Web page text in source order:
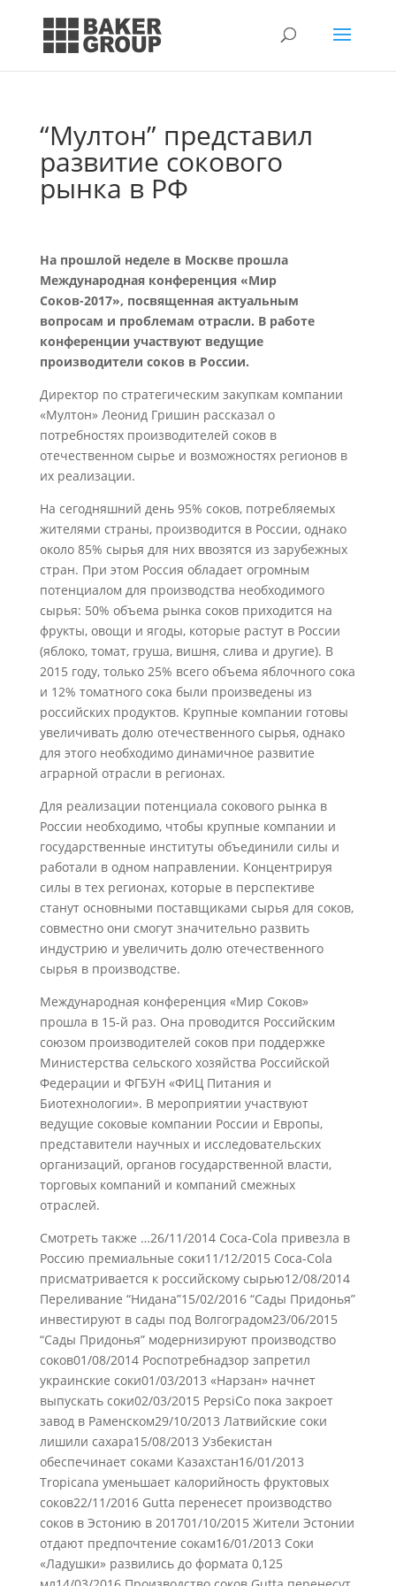
“Мултон” представил
развитие сокового
рынка в РФ
На прошлой неделе в Москве прошла
Международная конференция «Мир
Соков-2017», посвященная актуальным
вопросам и проблемам отрасли. В работе
конференции участвуют ведущие
производители соков в России.
Директор по стратегическим закупкам компании
«Мултон» Леонид Гришин рассказал о
потребностях производителей соков в
отечественном сырье и возможностях регионов в
их реализации.
На сегодняшний день 95% соков, потребляемых
жителями страны, производится в России, однако
около 85% сырья для них ввозятся из зарубежных
стран. При этом Россия обладает огромным
потенциалом для производства необходимого
сырья: 50% объема рынка соков приходится на
фрукты, овощи и ягоды, которые растут в России
(яблоко, томат, груша, вишня, слива и другие). В
2015 году, только 25% всего объема яблочного сока
и 12% томатного сока были произведены из
российских продуктов. Крупные компании готовы
увеличивать долю отечественного сырья, однако
для этого необходимо динамичное развитие
аграрной отрасли в регионах.
Для реализации потенциала сокового рынка в
России необходимо, чтобы крупные компании и
государственные институты объединили силы и
работали в одном направлении. Концентрируя
силы в тех регионах, которые в перспективе
станут основными поставщиками сырья для соков,
совместно они смогут значительно развить
индустрию и увеличить долю отечественного
сырья в производстве.
Международная конференция «Мир Соков»
прошла в 15-й раз. Она проводится Российским
союзом производителей соков при поддержке
Министерства сельского хозяйства Российской
Федерации и ФГБУН «ФИЦ Питания и
Биотехнологии». В мероприятии участвуют
ведущие соковые компании России и Европы,
представители научных и исследовательских
организаций, органов государственной власти,
торговых компаний и компаний смежных
отраслей.
Смотреть также …26/11/2014 Coca-Cola привезла в
Россию премиальные соки11/12/2015 Coca-Cola
присматривается к российскому сырью12/08/2014
Переливание “Нидана”15/02/2016 “Сады Придонья”
инвестируют в сады под Волгоградом23/06/2015
“Сады Придонья” модернизируют производство
соков01/08/2014 Роспотребнадзор запретил
украинские соки01/03/2013 «Нарзан» начнет
выпускать соки02/03/2015 PepsiCo пока закроет
завод в Раменском29/10/2013 Латвийские соки
лишили сахара15/08/2013 Узбекистан
обеспечинает соками Казахстан16/01/2013
Tropicana уменьшает калорийность фруктовых
соков22/11/2016 Gutta перенесет производство
соков в Эстонию в 201701/10/2015 Жители Эстонии
отдают предпочтение сокам16/01/2013 Соки
«Ладушки» развились до формата 0,125